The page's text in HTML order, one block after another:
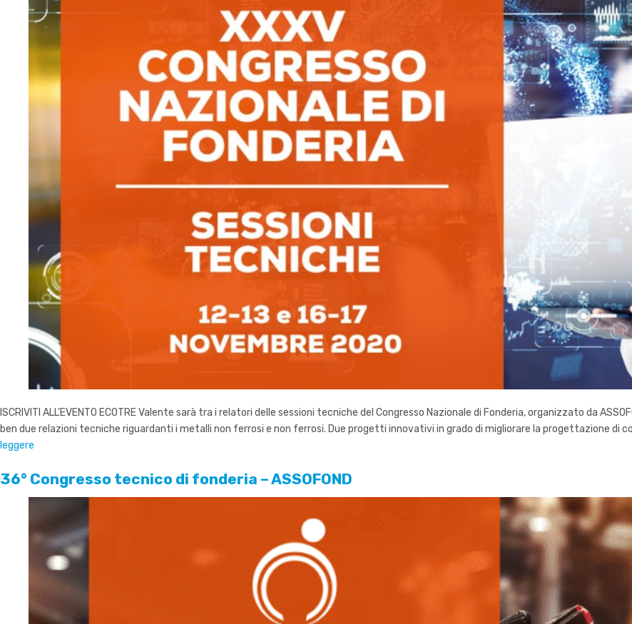
ISCRIVITI ALL’EVENTO ECOTRE Valente sarà tra i relatori delle sessioni tecniche del Congresso Nazionale di Fonderia, organizzato da
ben due relazioni tecniche riguardanti i metalli non ferrosi e non ferrosi. Due progetti innovativi in grado di migliorare la progettazione di
leggere
36° Congresso tecnico di fonderia – ASSOFOND